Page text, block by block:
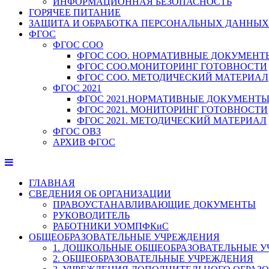
ГОРЯЧЕЕ ПИТАНИЕ
ЗАЩИТА И ОБРАБОТКА ПЕРСОНАЛЬНЫХ ДАННЫХ
ФГОС
ФГОС СОО
ФГОС СОО. НОРМАТИВНЫЕ
ФГОС СОО.МОНИТОРИНГ ГОТОВНОСТИ
ФГОС СОО. МЕТОДИЧЕСКИЙ МАТЕРИАЛ
ФГОС 2021
ФГОС 2021.НОРМАТИВНЫЕ ДОКУМЕНТЫ
ФГОС 2021. МОНИТОРИНГ ГОТОВНОСТИ
ФГОС 2021. МЕТОДИЧЕСКИЙ МАТЕРИАЛ
ФГОС ОВЗ
АРХИВ ФГОС
ГЛАВНАЯ
СВЕДЕНИЯ ОБ ОРГАНИЗАЦИИ
ПРАВОУСТАНАВЛИВАЮЩИЕ ДОКУМЕНТЫ
РУКОВОДИТЕЛЬ
РАБОТНИКИ УОМПФКиС
ОБЩЕОБРАЗОВАТЕЛЬНЫЕ УЧРЕЖДЕНИЯ
1. ДОШКОЛЬНЫЕ ОБЩЕОБРАЗОВАТЕЛЬНЫЕ
2. ОБЩЕОБРАЗОВАТЕЛЬНЫЕ УЧРЕЖДЕНИЯ